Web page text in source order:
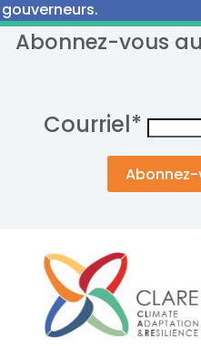
gouverneurs.
Abonnez-vous
Courriel*